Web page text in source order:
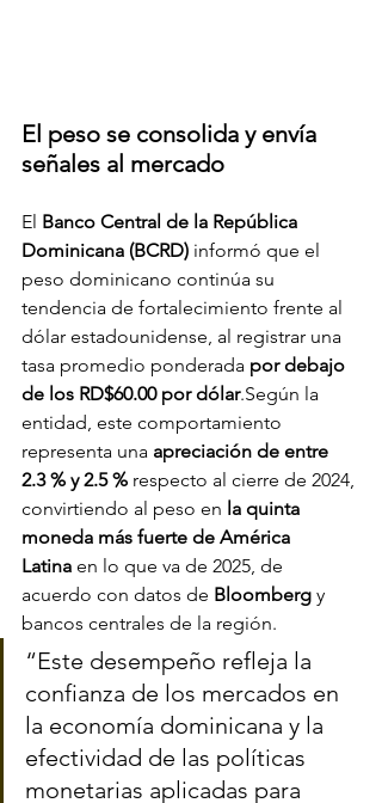
El peso se consolida y envía
señales al mercado
El Banco Central de la República
Dominicana (BCRD) informó que el
peso dominicano continúa su
tendencia de fortalecimiento frente al
dólar estadounidense, al registrar una
tasa promedio ponderada por debajo
de los RD$60.00 por dólar.Según la
entidad, este comportamiento
representa una apreciación de entre
2.3 % y 2.5 % respecto al cierre de 2024,
convirtiendo al peso en la quinta
moneda más fuerte de América
Latina en lo que va de 2025, de
acuerdo con datos de Bloomberg y
bancos centrales de la región.
“Este desempeño refleja la
confianza de los mercados en
la economía dominicana y la
efectividad de las políticas
monetarias aplicadas para